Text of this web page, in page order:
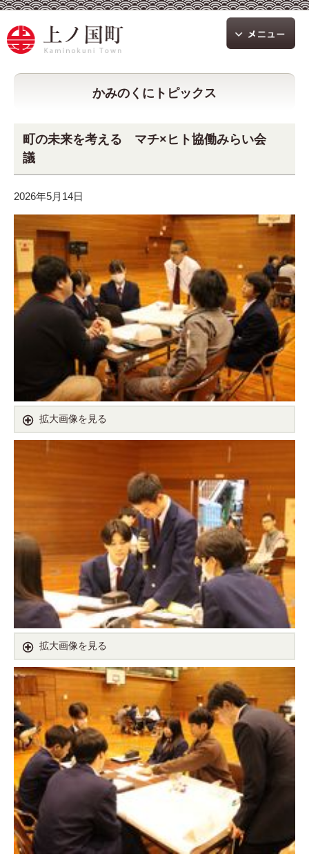
かみのくにトピックス
町の未来を考える マチ×ヒト協働みらい会
議
2026年5月14日
拡大画像を見る
拡大画像を見る